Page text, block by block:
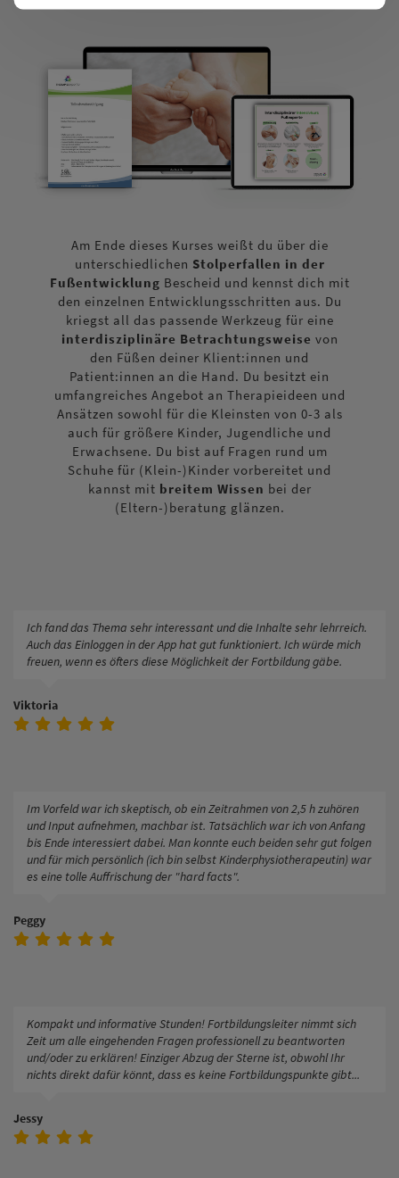
Am Ende dieses Kurses weißt du über die
unterschiedlichen Stolperfallen in der
Fußentwicklung Bescheid und kennst dich mit
den einzelnen Entwicklungsschritten aus. Du
kriegst all das passende Werkzeug für eine
interdisziplinäre Betrachtungsweise von
den Füßen deiner Klient:innen und
Patient:innen an die Hand. Du besitzt ein
umfangreiches Angebot an Therapieideen und
Ansätzen sowohl für die Kleinsten von 0-3 als
auch für größere Kinder, Jugendliche und
Erwachsene. Du bist auf Fragen rund um
Schuhe für (Klein-)Kinder vorbereitet und
kannst mit breitem Wissen bei der
(Eltern-)beratung glänzen.
Ich fand das Thema sehr interessant und die Inhalte sehr lehrreich.
Auch das Einloggen in der App hat gut funktioniert. Ich würde mich
freuen, wenn es öfters diese Möglichkeit der Fortbildung gäbe.
Viktoria
Im Vorfeld war ich skeptisch, ob ein Zeitrahmen von 2,5 h zuhören
und Input aufnehmen, machbar ist. Tatsächlich war ich von Anfang
bis Ende interessiert dabei. Man konnte euch beiden sehr gut folgen
und für mich persönlich (ich bin selbst Kinderphysiotherapeutin) war
es eine tolle Auffrischung der "hard facts".
Peggy
Kompakt und informative Stunden! Fortbildungsleiter nimmt sich
Zeit um alle eingehenden Fragen professionell zu beantworten
und/oder zu erklären! Einziger Abzug der Sterne ist, obwohl Ihr
nichts direkt dafür könnt, dass es keine Fortbildungspunkte gibt...
Jessy